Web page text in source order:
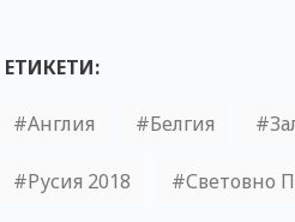
ЕТИКЕТИ:
Англия Белгия
Русия 2018 Световно